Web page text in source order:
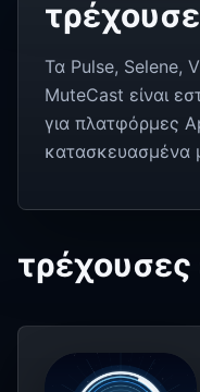
Τα Pulse, Selene,
MuteCast είναι
για πλατφόρμες
κατασκευασμένα